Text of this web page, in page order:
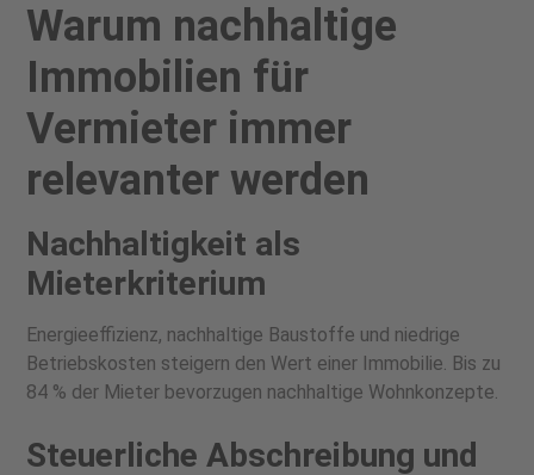
Warum nachhaltige
Immobilien für
Vermieter immer
relevanter werden
Nachhaltigkeit als
Mieterkriterium
Energieeffizienz, nachhaltige Baustoffe und niedrige
Betriebskosten steigern den Wert einer Immobilie. Bis zu
84 % der Mieter bevorzugen nachhaltige Wohnkonzepte.
Steuerliche Abschreibung und